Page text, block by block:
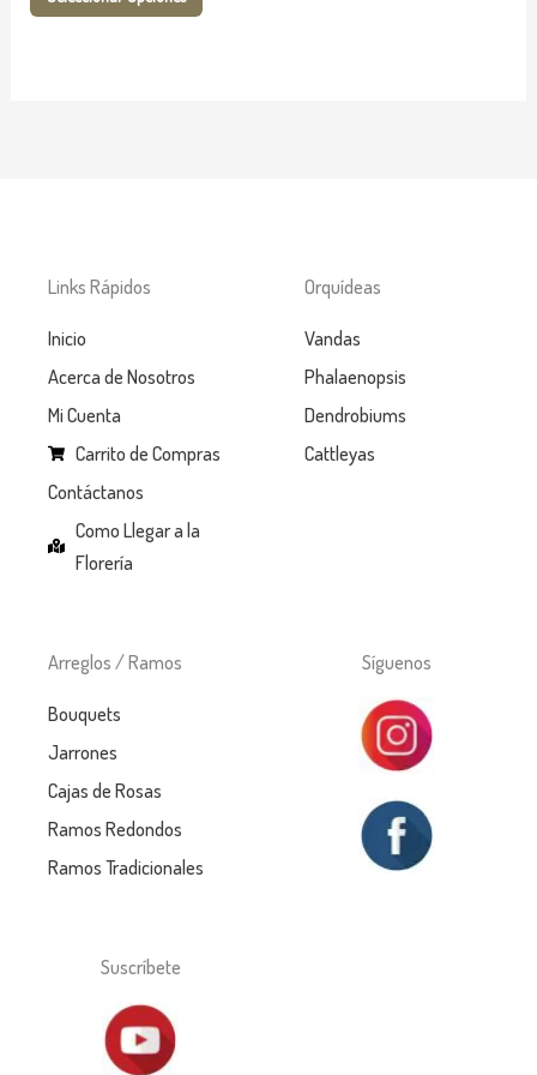
Links Rápidos
Inicio
Acerca de Nosotros
Mi Cuenta
Carrito de Compras
Contáctanos
Como Llegar a la
Florería
Orquídeas
Vandas
Phalaenopsis
Dendrobiums
Cattleyas
Arreglos / Ramos
Bouquets
Jarrones
Cajas de Rosas
Ramos Redondos
Ramos Tradicionales
Síguenos
Suscríbete